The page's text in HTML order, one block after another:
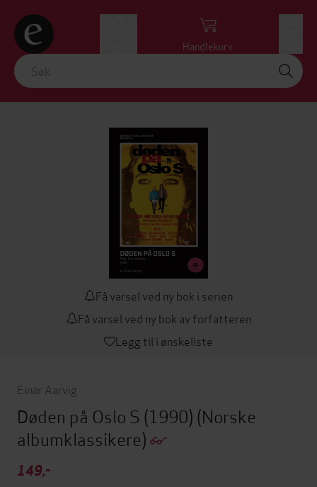
Handlekurv
Få varsel ved ny bok i serien
Få varsel ved ny bok av forfatteren
Legg til i ønskeliste
Einar Aarvig
Døden på Oslo S (1990) (Norske
albumklassikere)
149,-